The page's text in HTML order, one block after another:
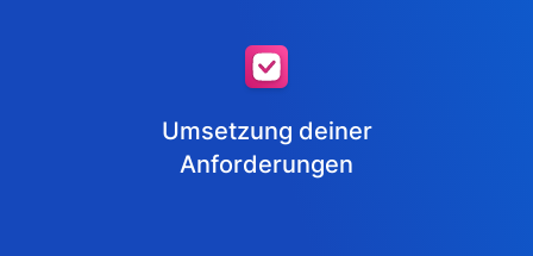
Umsetzung deiner
Anforderungen